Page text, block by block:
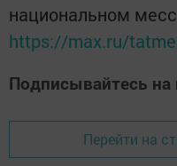
национальном
https://max.ru/
Подписывайтесь на
Перейти на